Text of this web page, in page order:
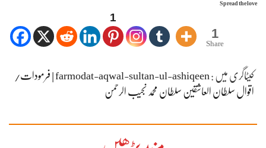
Spread the love
1
1
Share
کیٹاگری میں :
farmodat-aqwal-sultan-ul-ashiqeen | فرمودات/
اقوال سلطان العاشقین سلطان محمد نجیب الرحمن